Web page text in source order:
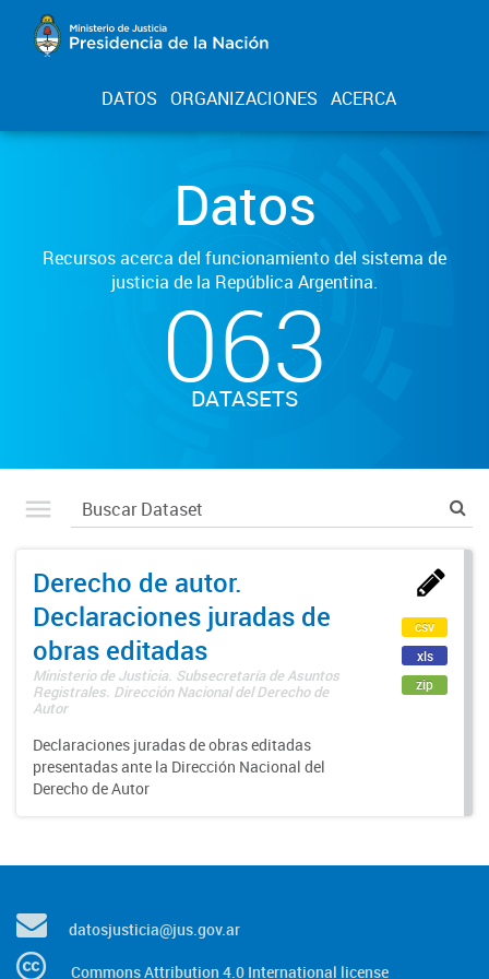
DATOS ORGANIZACIONES ACERCA
Datos
Recursos acerca del funcionamiento del sistema de
justicia de la República Argentina.
063
DATASETS
Derecho de autor.
Declaraciones juradas de
obras editadas
Ministerio de Justicia. Subsecretaría de Asuntos
Registrales. Dirección Nacional del Derecho de
Autor
Declaraciones juradas de obras editadas
presentadas ante la Dirección Nacional del
Derecho de Autor
csv
xls
zip
datosjusticia@jus.gov.ar
Commons Attribution 4.0 International license